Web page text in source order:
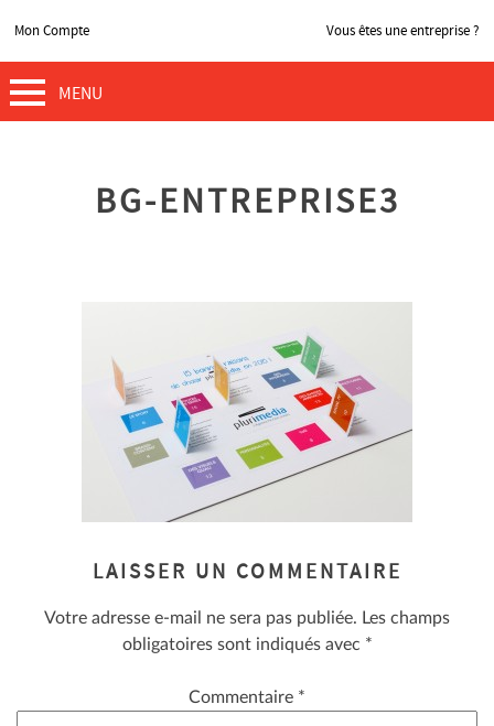
Mon Compte Vous êtes une entreprise ?
MENU
BG-ENTREPRISE3
LAISSER UN COMMENTAIRE
Votre adresse e-mail ne sera pas publiée. Les champs
obligatoires sont indiqués avec *
Commentaire *